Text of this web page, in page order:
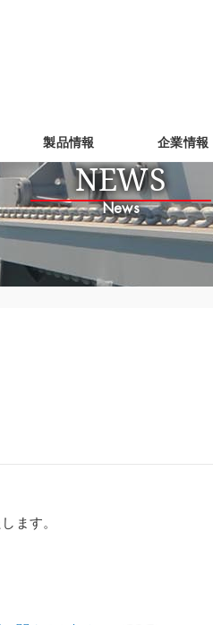
製品情報 企業情報
NEWS
News
ます。